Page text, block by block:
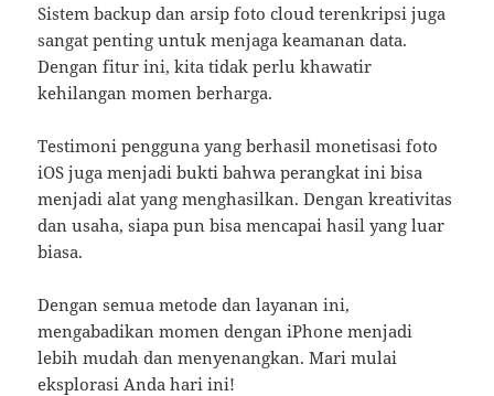
Sistem backup dan arsip foto cloud terenkripsi juga
sangat penting untuk menjaga keamanan data.
Dengan fitur ini, kita tidak perlu khawatir
kehilangan momen berharga.
Testimoni pengguna yang berhasil monetisasi foto
iOS juga menjadi bukti bahwa perangkat ini bisa
menjadi alat yang menghasilkan. Dengan kreativitas
dan usaha, siapa pun bisa mencapai hasil yang luar
biasa.
Dengan semua metode dan layanan ini,
mengabadikan momen dengan iPhone menjadi
lebih mudah dan menyenangkan. Mari mulai
eksplorasi Anda hari ini!